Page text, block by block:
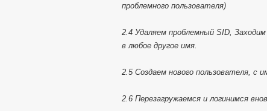
проблемного пользователя)
2.4 Удаляем проблемный SID,
в любое другое имя.
2.5 Создаем нового пользователя, с
2.6 Перезагружаемся и логинимся